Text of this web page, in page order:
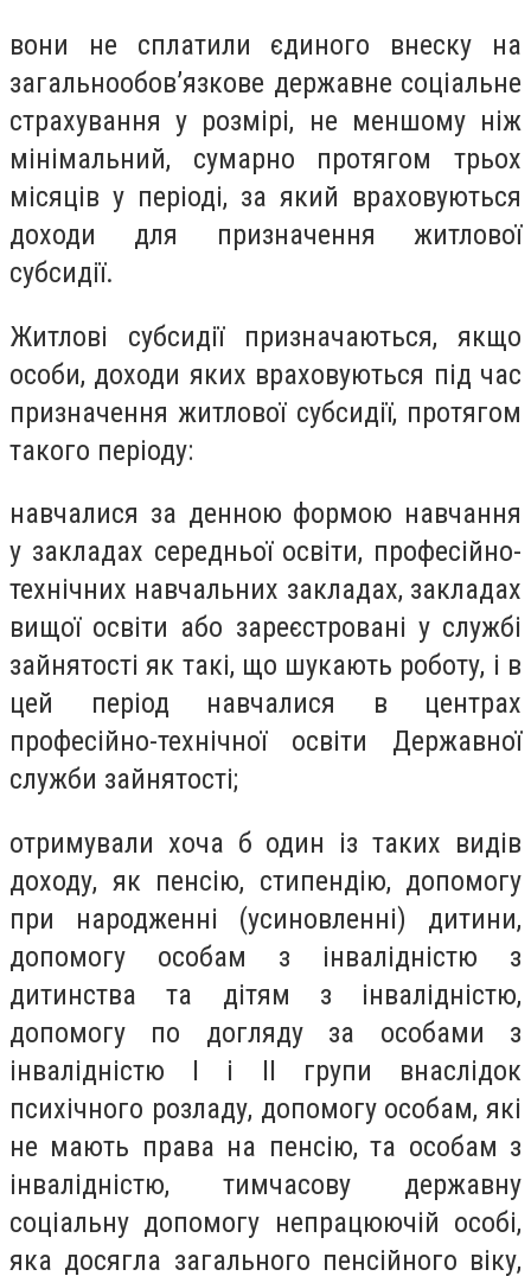
вони не сплатили єдиного внеску на
загальнообов’язкове державне соціальне
страхування у розмірі, не меншому ніж
мінімальний, сумарно протягом трьох
місяців у періоді, за який враховуються
доходи для призначення житлової
субсидії.
Житлові субсидії призначаються, якщо
особи, доходи яких враховуються під час
призначення житлової субсидії, протягом
такого періоду:
навчалися за денною формою навчання
у закладах середньої освіти, професійно-
технічних навчальних закладах, закладах
вищої освіти або зареєстровані у службі
зайнятості як такі, що шукають роботу, і в
цей період навчалися в центрах
професійно-технічної освіти Державної
служби зайнятості;
отримували хоча б один із таких видів
доходу, як пенсію, стипендію, допомогу
при народженні (усиновленні) дитини,
допомогу особам з інвалідністю з
дитинства та дітям з інвалідністю,
допомогу по догляду за особами з
інвалідністю I і II групи внаслідок
психічного розладу, допомогу особам, які
не мають права на пенсію, та особам з
інвалідністю, тимчасову державну
соціальну допомогу непрацюючій особі,
яка досягла загального пенсійного віку,